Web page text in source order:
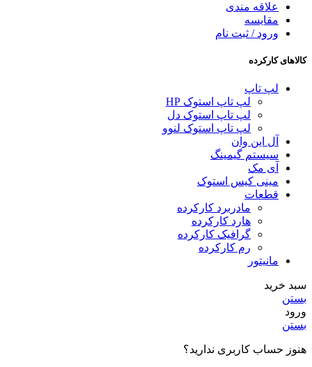
علاقه مندی
مقایسه
ورود / ثبت نام
کالاهای کارکرده
لپ تاپ
لپ تاپ استوک HP
لپ تاپ استوک دل
لپ تاپ استوک لنوو
آل این وان
سیستم گیمینگ
آی مک
مینی کیس استوک
قطعات
مادربرد کارکرده
هارد کارکرده
گرافیک کارکرده
رم کارکرده
مانیتور
سبد خرید
بستن
ورود
بستن
هنوز حساب کاربری ندارید؟